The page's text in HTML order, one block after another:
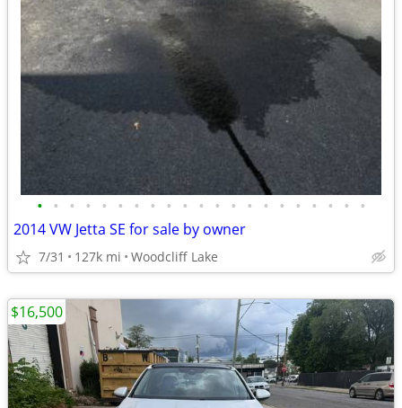
• • • • • • • • • • • • • • • • • • • • •
2014 VW Jetta SE for sale by owner
7/31 127k mi Woodcliff Lake
$16,500